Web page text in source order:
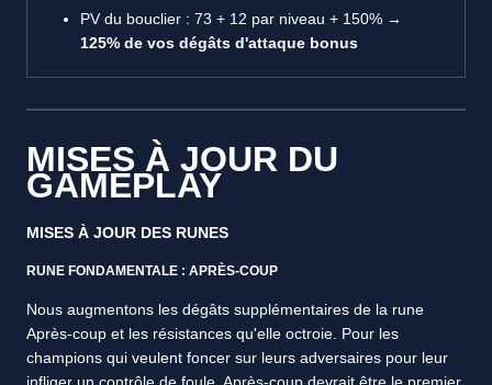
PV du bouclier : 73 + 12 par niveau + 150% →
125% de vos dégâts d'attaque bonus
MISES À JOUR DU
GAMEPLAY
MISES À JOUR DES RUNES
RUNE FONDAMENTALE : APRÈS-COUP
Nous augmentons les dégâts supplémentaires de la rune
Après-coup et les résistances qu'elle octroie. Pour les
champions qui veulent foncer sur leurs adversaires pour leur
infliger un contrôle de foule, Après-coup devrait être le premier